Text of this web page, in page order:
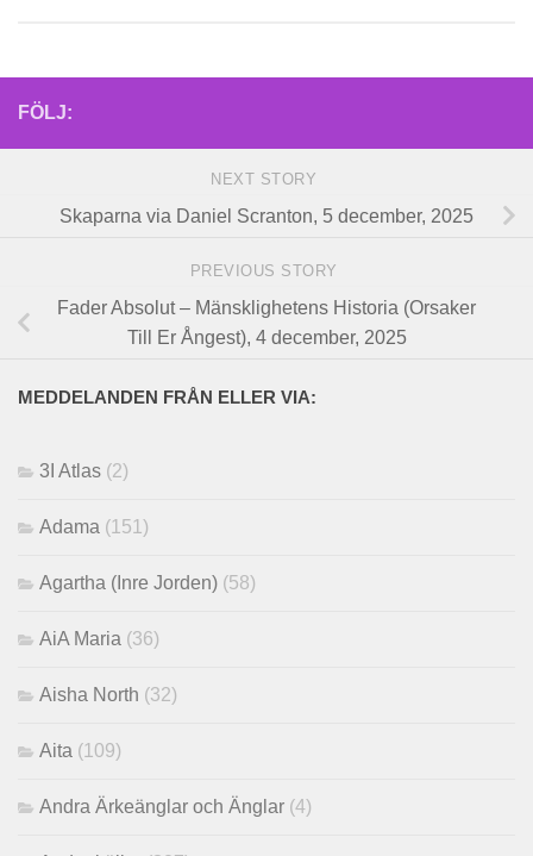
FÖLJ:
NEXT STORY
Skaparna via Daniel Scranton, 5 december, 2025
PREVIOUS STORY
Fader Absolut – Mänsklighetens Historia (Orsaker
Till Er Ångest), 4 december, 2025
MEDDELANDEN FRÅN ELLER VIA:
3I Atlas (2)
Adama (151)
Agartha (Inre Jorden) (58)
AiA Maria (36)
Aisha North (32)
Aita (109)
Andra Ärkeänglar och Änglar (4)